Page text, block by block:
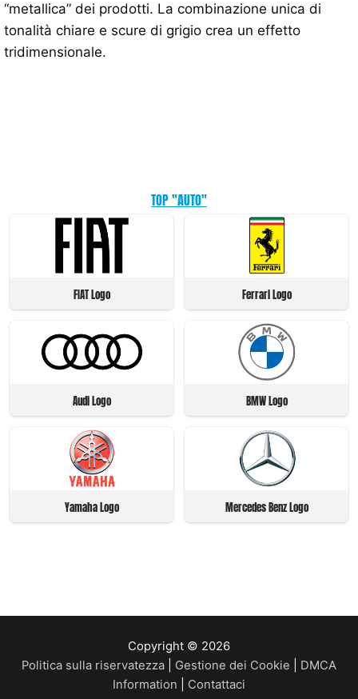
“metallica” dei prodotti. La combinazione unica di
tonalità chiare e scure di grigio crea un effetto
tridimensionale.
TOP "AUTO"
FIAT Logo Ferrari Logo
Audi Logo BMW Logo
Yamaha Logo Mercedes Benz Logo
Copyright © 2026
Politica sulla riservatezza
Gestione dei Cookie
DMCA
Information
Contattaci